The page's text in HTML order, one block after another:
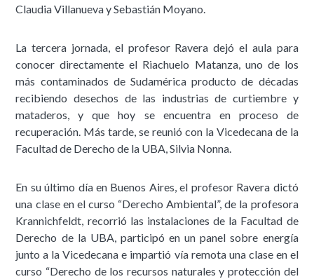
Claudia Villanueva y Sebastián Moyano.
La tercera jornada, el profesor Ravera dejó el aula para
conocer directamente el Riachuelo Matanza, uno de los
más contaminados de Sudamérica producto de décadas
recibiendo desechos de las industrias de curtiembre y
mataderos, y que hoy se encuentra en proceso de
recuperación. Más tarde, se reunió con la Vicedecana de la
Facultad de Derecho de la UBA, Silvia Nonna.
En su último día en Buenos Aires, el profesor Ravera dictó
una clase en el curso “Derecho Ambiental”, de la profesora
Krannichfeldt, recorrió las instalaciones de la Facultad de
Derecho de la UBA, participó en un panel sobre energía
junto a la Vicedecana e impartió vía remota una clase en el
curso “Derecho de los recursos naturales y protección del